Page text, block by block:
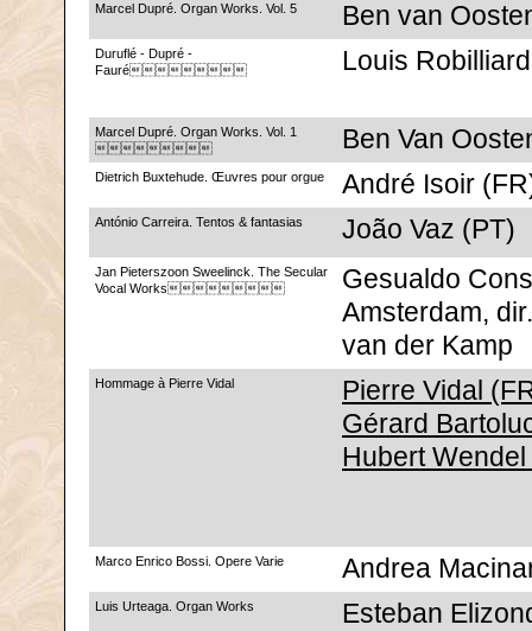
Marcel Dupré. Organ Works. Vol. 5 Ben van
Duruflé - Dupré -
Fauré
Louis
Marcel Dupré. Organ Works. Vol. 1
Ben Van
Dietrich Buxtehude. Œuvres pour orgue André Isoir
António Carreira. Tentos & fantasias João Vaz (PT)
Jan Pieterszoon Sweelinck. The Secular
Vocal Works
Gesualdo
Amsterdam,
van der Kamp
Hommage à Pierre Vidal
Pierre Vidal
Gérard
Hubert
Marco Enrico Bossi. Opere Varie Andrea
Luis Urteaga. Organ Works
Esteban